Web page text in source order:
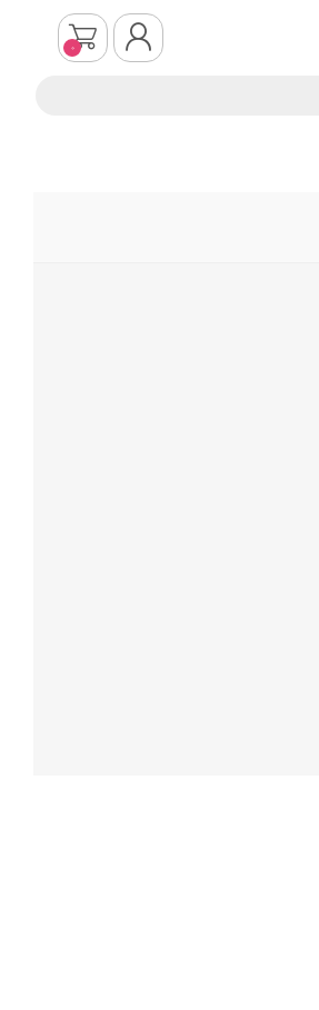
0